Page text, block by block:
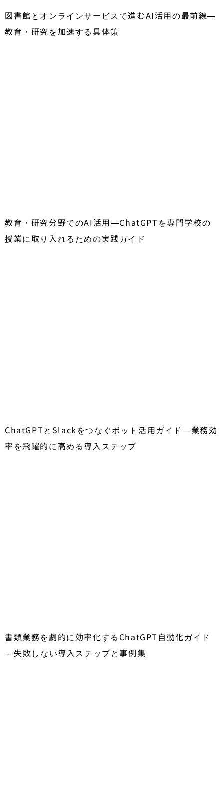
図書館とオンラインサービスで進むAI活用の最前線―
教育・研究を加速する具体策
教育・研究分野でのAI活用―ChatGPTを専門学校の
授業に取り入れるための実践ガイド
ChatGPTとSlackをつなぐボット活用ガイド―業務効
率を飛躍的に高める導入ステップ
書類業務を劇的に効率化するChatGPT自動化ガイド
─ 失敗しない導入ステップと事例集